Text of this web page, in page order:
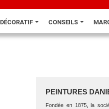
CONSEILS
PEINTURES
Fondée en 1875, la